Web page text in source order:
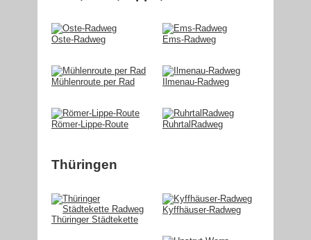
Oste-Radweg Ems-Radweg
Mühlenroute per Rad Ilmenau-Radweg
Römer-Lippe-Route RuhrtalRadweg
Thüringen
Thüringer Städtekette
Kyffhäuser-Radweg